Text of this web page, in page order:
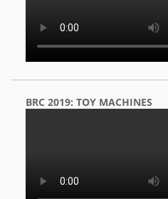
BRC 2019: TOY MACHINES